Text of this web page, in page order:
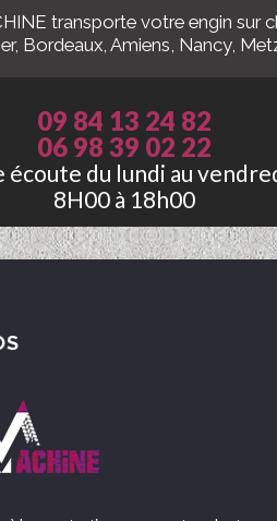
transporte votre engin sur
Bordeaux, Amiens, Nancy,
09 84 13 24 82
06 98 39 02 22
écoute du lundi au
8H00 à 18h00